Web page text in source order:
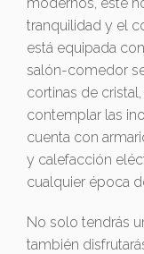
tranquilidad y el
está equipada
salón-comedor
cortinas de
contemplar las
cuenta con
y calefacción
cualquier época
No solo tendrás
también